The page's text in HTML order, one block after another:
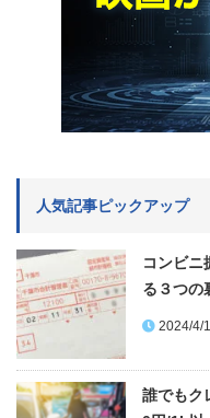
人気記事ピックアップ
コンビニ
る３つの
2024/4/1
誰でもク